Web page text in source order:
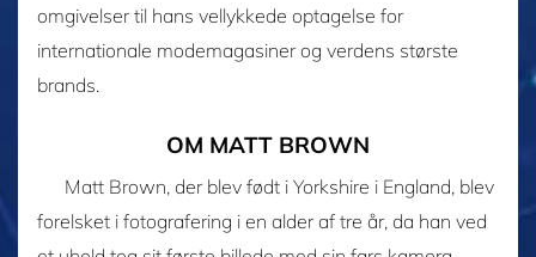
omgivelser til hans vellykkede optagelse for
internationale modemagasiner og verdens største
brands.
OM MATT BROWN
Matt Brown, der blev født i Yorkshire i England, blev
forelsket i fotografering i en alder af tre år, da han ved